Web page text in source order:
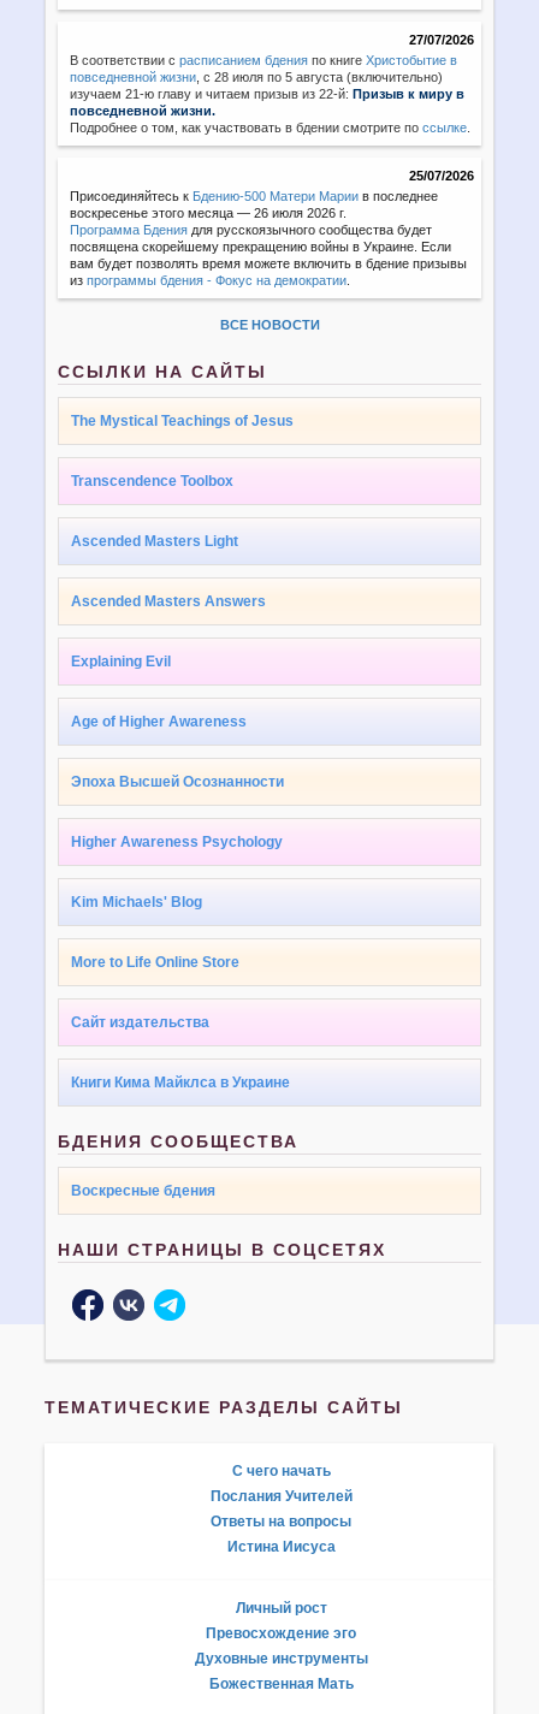
27/07/2026
В соответствии с расписанием бдения по книгеХристобытие в
повседневной жизни с 28 июля по 5 августа (включительно)
изучаем 21-ю главу и читаем призыв из 22-й:Призыв к миру в
повседневной жизни.
Подробнее о том, как участвовать в бдении смотрите поссылке
25/07/2026
Присоединяйтесь к Бдению-500 Матери Марии в последнее
воскресенье этого месяца — 26 июля 2026 г.
Программа Бдения для русскоязычного сообщества будет
посвящена скорейшему прекращению войны в Украине. Если
вам будет позволять время можете включить в бдение призывы
изпрограммы бдения - Фокус на демократии
ВСЕ НОВОСТИ
ССЫЛКИ НА САЙТЫ
The Mystical Teachings of Jesus
Transcendence Toolbox
Ascended Masters Light
Ascended Masters Answers
Explaining Evil
Age of Higher Awareness
Эпоха Высшей Осознанности
Higher Awareness Psychology
Kim Michaels' Blog
More to Life Online Store
Сайт издательства
Книги Кима Майклса в Украине
БДЕНИЯ СООБЩЕСТВА
Воскресные бдения
НАШИ СТРАНИЦЫ В СОЦСЕТЯХ
ТЕМАТИЧЕСКИЕ РАЗДЕЛЫ САЙТЫ
С чего начать
Послания Учителей
Ответы на вопросы
Истина Иисуса
Личный рост
Превосхождение эго
Духовные инструменты
Божественная Мать